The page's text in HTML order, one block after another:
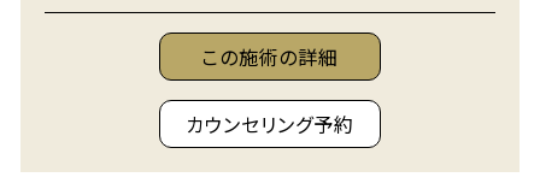
この施術の詳細
カウンセリング予約